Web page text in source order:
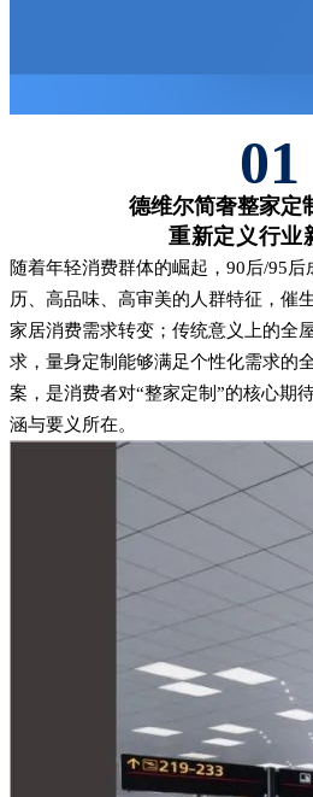
01
德维尔简奢整家定
重新定义行业
随着年轻消费群体的崛起，90后/95
历、高品味、高审美的人群特征，催
家居消费需求转变；传统意义上的全
求，量身定制能够满足个性化需求的
案，是消费者对“整家定制”的核心期
涵与要义所在。